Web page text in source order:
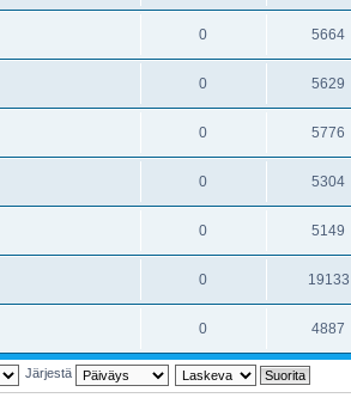
0 5664
0 5629
0 5776
0 5304
0 5149
0 19133
0 4887
Järjestä